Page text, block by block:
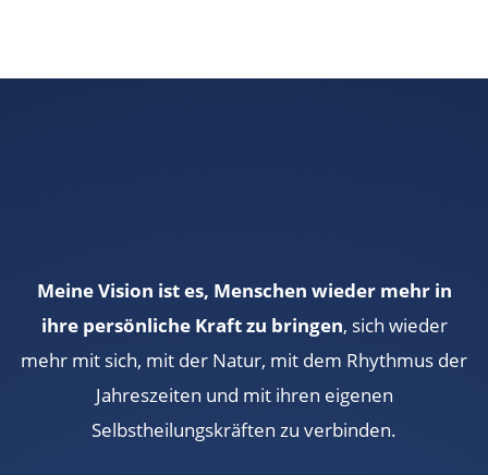
Meine Vision ist es, Menschen wieder mehr in
ihre persönliche Kraft zu bringen, sich wieder
mehr mit sich, mit der Natur, mit dem Rhythmus der
Jahreszeiten und mit ihren eigenen
Selbstheilungskräften zu verbinden.